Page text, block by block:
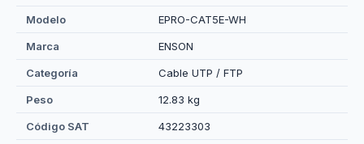
Modelo EPRO-CAT5E-WH
Marca ENSON
Categoría Cable UTP / FTP
Peso 12.83 kg
Código SAT 43223303